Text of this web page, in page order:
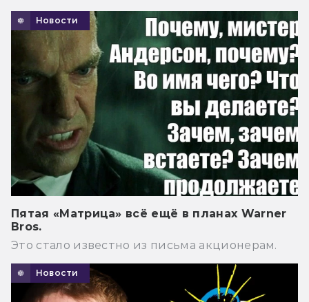
Новости
Пятая «Матрица» всё ещё в планах Warner
Bros.
Это стало известно из письма акционерам.
Новости